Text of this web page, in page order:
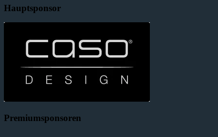
Hauptsponsor
Premiumsponsoren